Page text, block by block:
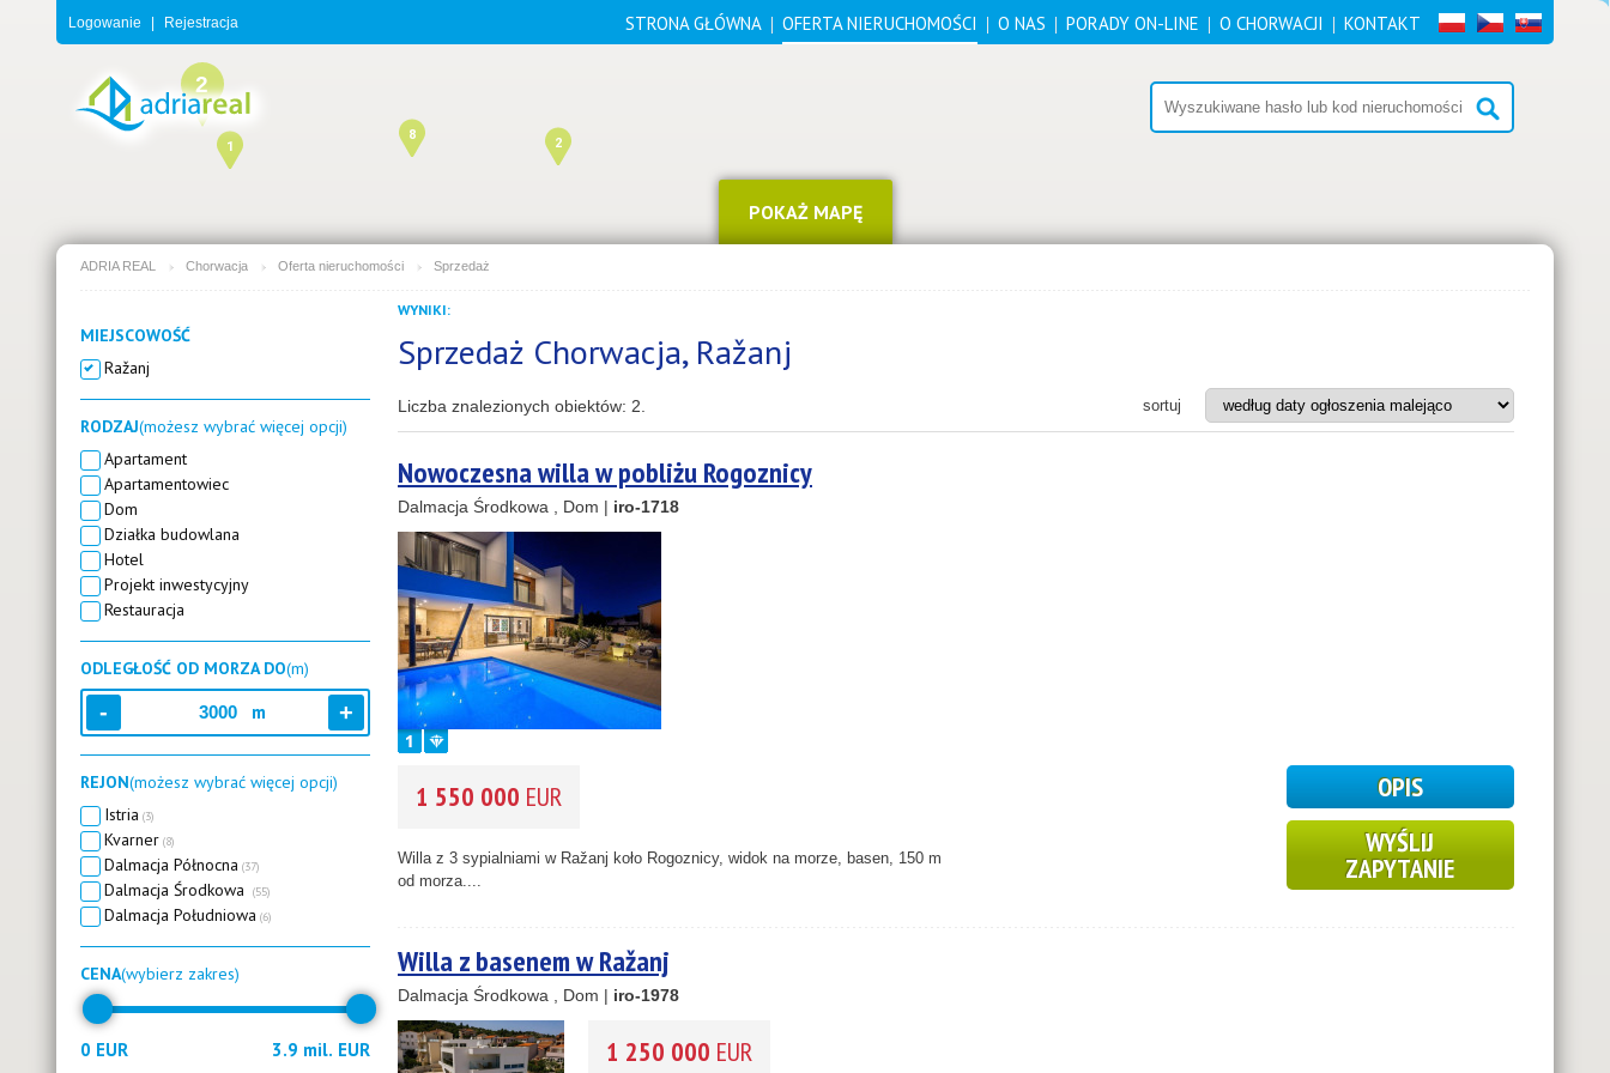
8
2
1
4
8
14
2
Logowanie | Rejestracja STRONA GŁÓWNA OFERTA NIERUCHOMOŚCI O NAS PORADY ON-LINE O CHORWACJI KONTAKT
POKAŻ MAPĘ
ADRIA REAL Chorwacja Oferta nieruchomości Sprzedaż
MIEJSCOWOŚĆ
Ražanj
RODZAJ(możesz wybrać więcej opcji)
Apartament
Apartamentowiec
Dom
Działka budowlana
Hotel
Projekt inwestycyjny
Restauracja
ODLEGŁOŚĆ OD MORZA DO(m)
m
REJON(możesz wybrać więcej opcji)
Istria (3)
Kvarner (8)
Dalmacja Północna (37)
Dalmacja Środkowa (55)
Dalmacja Południowa (6)
CENA(wybierz zakres)
WYNIKI:
Sprzedaż Chorwacja, Ražanj
Liczba znalezionych obiektów: 2 sortuj
Nowoczesna willa w pobliżu Rogoznicy
Dalmacja Środkowa , Dom | iro-1718
1 550 000 EUR
Willa z 3 sypialniami w Ražanj koło Rogoznicy, widok na morze, basen, 150 m
od morza....
OPIS
WYŚLIJ
ZAPYTANIE
Willa z basenem w Ražanj
Dalmacja Środkowa , Dom | iro-1978
1 250 000 EUR